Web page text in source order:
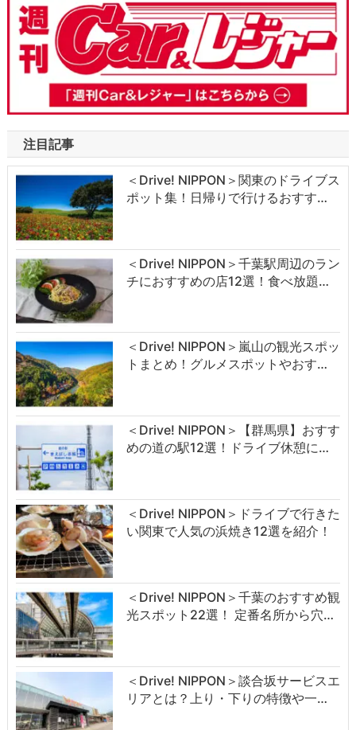
注目記事
＜Drive! NIPPON＞関東のドライブス
ポット集！日帰りで行けるおすす…
＜Drive! NIPPON＞千葉駅周辺のラン
チにおすすめの店12選！食べ放題…
＜Drive! NIPPON＞嵐山の観光スポッ
トまとめ！グルメスポットやおす…
＜Drive! NIPPON＞【群馬県】おすす
めの道の駅12選！ドライブ休憩に…
＜Drive! NIPPON＞ドライブで行きた
い関東で人気の浜焼き12選を紹介！
＜Drive! NIPPON＞千葉のおすすめ観
光スポット22選！ 定番名所から穴…
＜Drive! NIPPON＞談合坂サービスエ
リアとは？上り・下りの特徴や一…